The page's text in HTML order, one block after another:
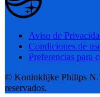
Aviso de
Condiciones de
Preferencias para
© Koninklijke Philips
reservados.